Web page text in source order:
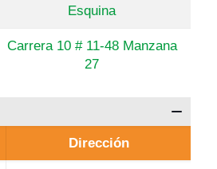
Esquina
Carrera 10 # 11-48 Manzana
27
Dirección